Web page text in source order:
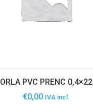
ORLA PVC PRENC 0,4×22
€0,00 IVA incl.